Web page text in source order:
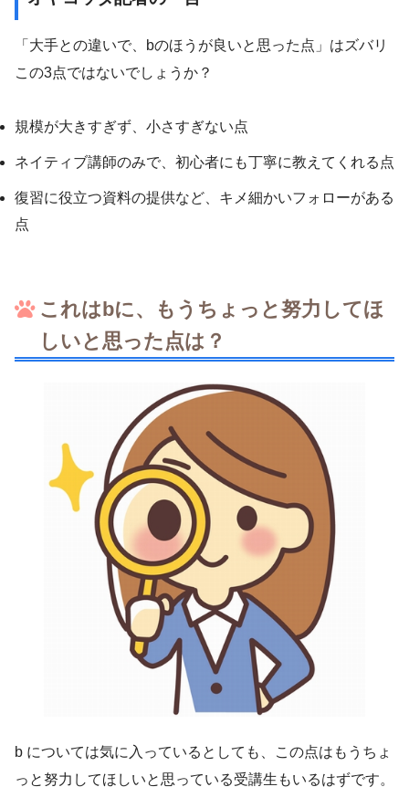
「大手との違いで、bのほうが良いと思った点」はズバリ
この3点ではないでしょうか？
規模が大きすぎず、小さすぎない点
ネイティブ講師のみで、初心者にも丁寧に教えてくれる点
復習に役立つ資料の提供など、キメ細かいフォローがある
点
これはbに、もうちょっと努力してほ
しいと思った点は？
b については気に入っているとしても、この点はもうちょ
っと努力してほしいと思っている受講生もいるはずです。